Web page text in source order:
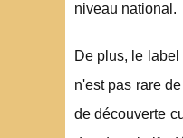
niveau national.
De plus, le
n'est pas rare
de découverte